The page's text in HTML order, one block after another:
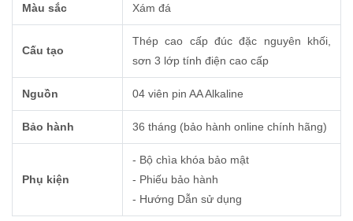
Màu sắc Xám đá
Cấu tạo
Thép cao cấp đúc đặc nguyên khối,
sơn 3 lớp tính điện cao cấp
Nguồn 04 viên pin AA Alkaline
Bảo hành 36 tháng (bảo hành online chính hãng)
Phụ kiện
- Bộ chìa khóa bảo mật
- Phiếu bảo hành
- Hướng Dẫn sử dụng